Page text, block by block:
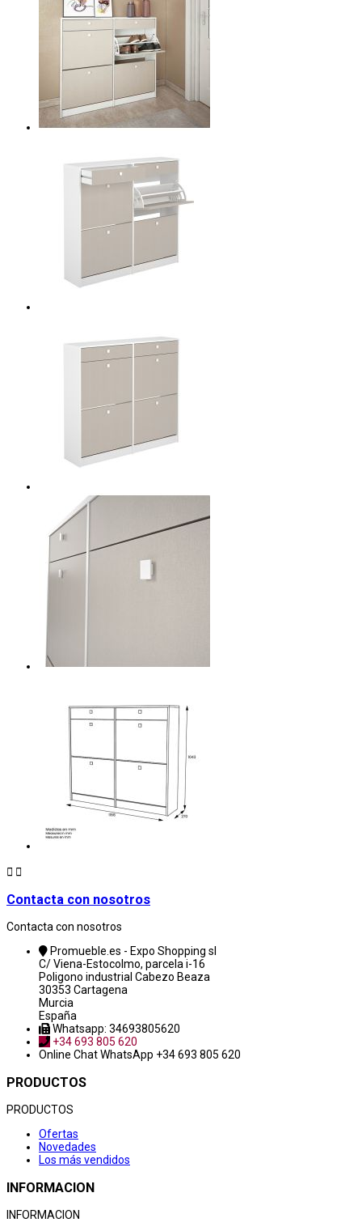
 
Contacta con nosotros
Contacta con nosotros
Promueble.es - Expo Shopping sl
C/ Viena-Estocolmo, parcela i-16
Poligono industrial Cabezo Beaza
30353 Cartagena
Murcia
España
Whatsapp: 34693805620
+34 693 805 620
Online ChatWhatsApp +34 693 805 620
PRODUCTOS
PRODUCTOS
Ofertas
Novedades
Los más vendidos
INFORMACION
INFORMACION